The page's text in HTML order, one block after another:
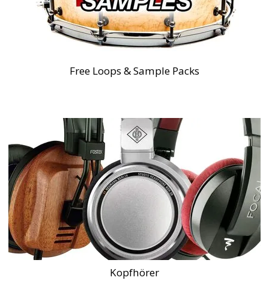
Free Loops & Sample Packs
Kopfhörer